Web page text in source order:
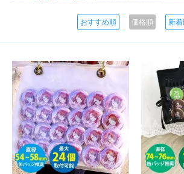
おすすめ順 価格順 新